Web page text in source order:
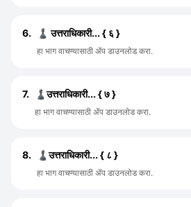
6. ♟️ उत्तराधिकारी... { ६ }
हा भाग वाचण्यासाठी ॲप डाउनलोड करा.
7. ♟️उत्तराधिकारी... { ७ }
हा भाग वाचण्यासाठी ॲप डाउनलोड करा.
8. ♟️उत्तराधिकारी... { ८ }
हा भाग वाचण्यासाठी ॲप डाउनलोड करा.